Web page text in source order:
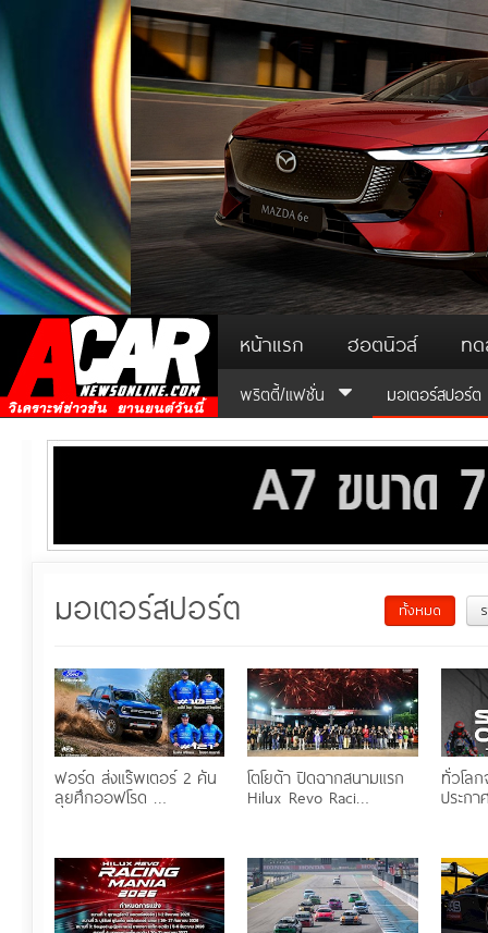
หน้าแรก ฮอตนิวส์ ท
พริตตี้/แฟชั่น มอเตอร์สปอร์ต
มอเตอร์สปอร์ต ทั้งหมด
ฟอร์ด ส่งแร๊พเตอร์ 2 คัน
ลุยศึกออฟโรด …
โตโยต้า ปิดฉากสนามแรก
Hilux Revo Raci…
ทั่วโล
ประก